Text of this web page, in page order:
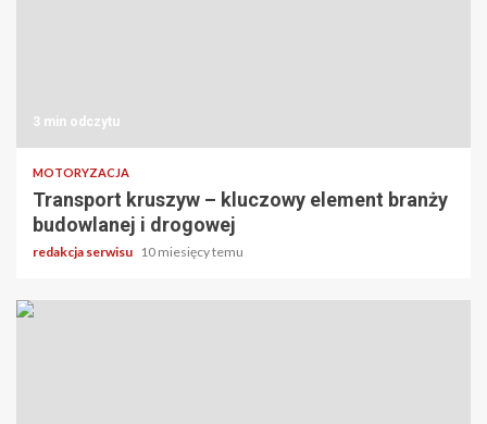
3 min odczytu
MOTORYZACJA
Transport kruszyw – kluczowy element branży
budowlanej i drogowej
redakcja serwisu 10 miesięcy temu